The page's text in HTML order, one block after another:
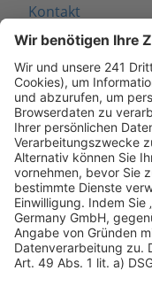
Kontakt
Seitenaufbau
Barrierefreiheit
Cookie
Rechtliches
AGB-Übersicht
Datenschutz
Impressum